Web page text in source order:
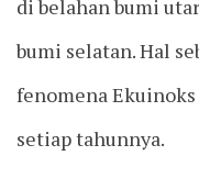
di belahan bumi
bumi selatan. Hal
fenomena
setiap tahunnya.